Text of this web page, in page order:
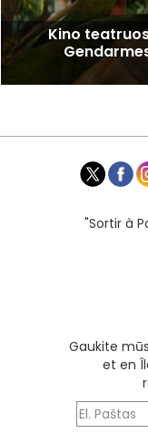
Kino
"Sortir à
Gaukite
et en